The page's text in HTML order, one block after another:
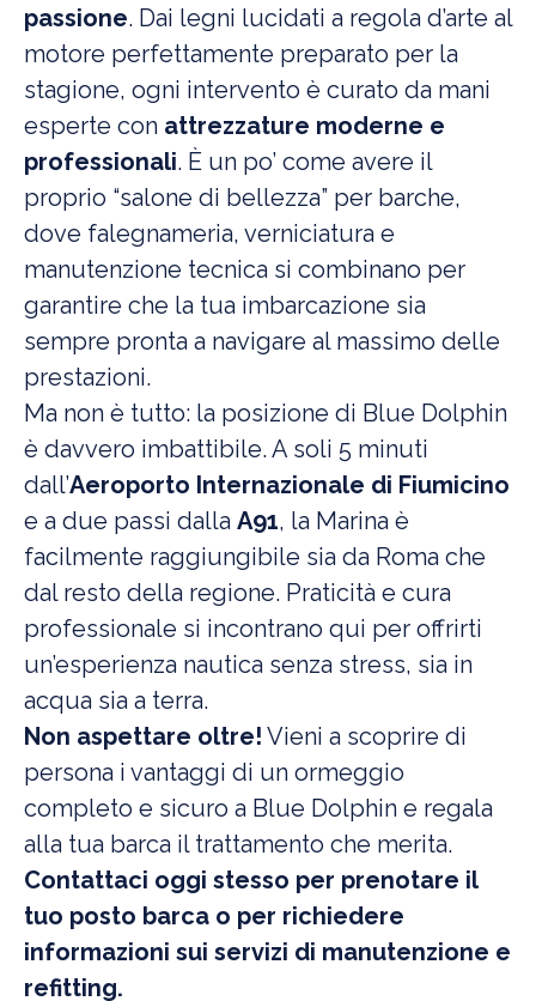
passione. Dai legni lucidati a regola d’arte al
motore perfettamente preparato per la
stagione, ogni intervento è curato da mani
esperte con attrezzature moderne e
professionali. È un po’ come avere il
proprio “salone di bellezza” per barche,
dove falegnameria, verniciatura e
manutenzione tecnica si combinano per
garantire che la tua imbarcazione sia
sempre pronta a navigare al massimo delle
prestazioni.
Ma non è tutto: la posizione di Blue Dolphin
è davvero imbattibile. A soli 5 minuti
dall’Aeroporto Internazionale di Fiumicino
e a due passi dalla A91, la Marina è
facilmente raggiungibile sia da Roma che
dal resto della regione. Praticità e cura
professionale si incontrano qui per offrirti
un’esperienza nautica senza stress, sia in
acqua sia a terra.
Non aspettare oltre! Vieni a scoprire di
persona i vantaggi di un ormeggio
completo e sicuro a Blue Dolphin e regala
alla tua barca il trattamento che merita.
Contattaci oggi stesso per prenotare il
tuo posto barca o per richiedere
informazioni sui servizi di manutenzione e
refitting.